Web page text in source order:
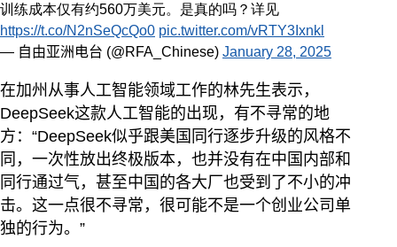
训练成本仅有约560万美元。是真的吗？详见
https://t.co/N2nSeQcQo0 pic.twitter.com/vRTY3Ixnkl
— 自由亚洲电台 (@RFA_Chinese) January 28, 2025
在加州从事人工智能领域工作的林先生表示，
DeepSeek这款人工智能的出现，有不寻常的地
方：“DeepSeek似乎跟美国同行逐步升级的风格不
同，一次性放出终极版本，也并没有在中国内部和
同行通过气，甚至中国的各大厂也受到了不小的冲
击。这一点很不寻常，很可能不是一个创业公司单
独的行为。”